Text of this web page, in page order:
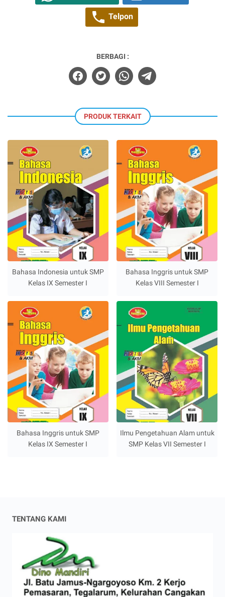
Telpon
BERBAGI :
PRODUK TERKAIT
Bahasa Indonesia untuk SMP
Kelas IX Semester I
Bahasa Inggris untuk SMP
Kelas VIII Semester I
Bahasa Inggris untuk SMP
Kelas IX Semester I
Ilmu Pengetahuan Alam untuk
SMP Kelas VII Semester I
TENTANG KAMI